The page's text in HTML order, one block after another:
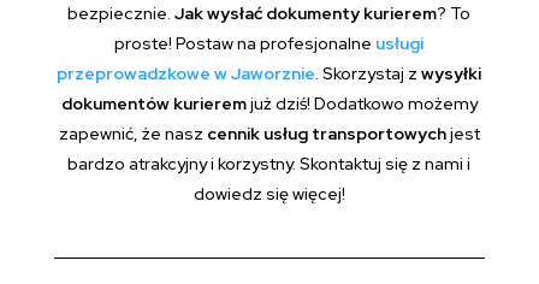
bezpiecznie.Jak wysłać dokumenty kurierem? To
proste! Postaw na profesjonalne usługi
przeprowadzkowe w Jaworznie. Skorzystaj zwysyłki
dokumentów kurieremjuż dziś! Dodatkowo możemy
zapewnić, że nasz cennik usług transportowychjest
bardzo atrakcyjny i korzystny. Skontaktuj się z nami i
dowiedz się więcej!